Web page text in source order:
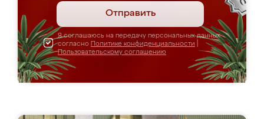
Отправить
Я соглашаюсь на передачу персональных данных
согласно Политике конфиденциальности
Пользовательскому соглашению